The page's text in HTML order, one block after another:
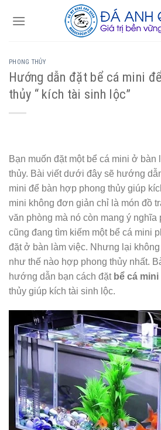
PHONG THỦY
Hướng dẫn đặt bể cá mini
thủy “ kích tài sinh lộc”
Bạn muốn đặt một bể cá mini ở bàn
thủy. Bài viết dưới đây sẽ hướng
mini để bàn hợp phong thủy giúp
mini không đơn giản chỉ là món đồ
văn phòng mà nó còn mang ý nghĩa
cũng đang tìm kiếm một bể cá mini
đặt ở bàn làm việc. Nhưng lại
như thế nào hợp phong thủy nhất.
hướng dẫn bạn cách đặt bể cá
thủy giúp kích tài sinh lộc.